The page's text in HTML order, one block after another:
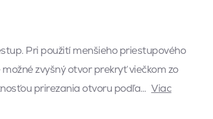
Pri použití menšieho priestupového
zvyšný otvor prekryť viečkom zo
prirezania otvoru podľa… Viac